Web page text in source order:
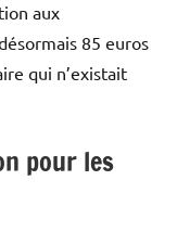
aux
85 euros
qui n’existait
pour les